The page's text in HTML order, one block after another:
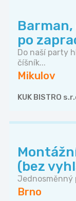
po
Do naší party
číšník...
Mikulov
KUK BISTRO
(bez
Jednosměnný
Brno